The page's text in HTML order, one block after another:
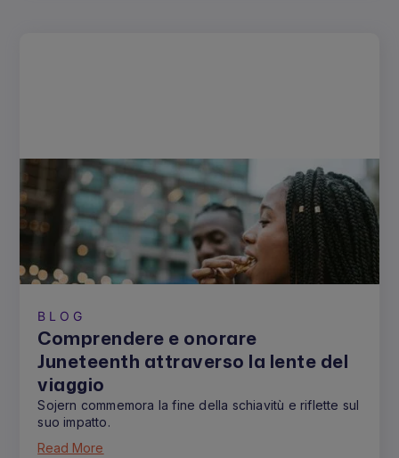
BLOG
Comprendere e onorare
Juneteenth attraverso la lente del
viaggio
Sojern commemora la fine della schiavitù e riflette sul
suo impatto.
Read More